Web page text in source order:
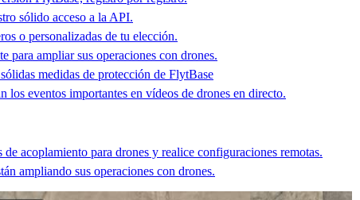
sólido acceso a la API.
o personalizadas de tu elección.
para ampliar sus operaciones con drones.
medidas de protección de FlytBase
los eventos importantes en vídeos de drones en directo.
de acoplamiento para drones y realice configuraciones remotas.
ampliando sus operaciones con drones.